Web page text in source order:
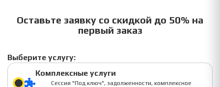
Оставьте заявку со скидкой до 50% на
первый заказ
Выберите услугу:
Комплексные услуги
Сессия "Под ключ", задолженности, комплексное